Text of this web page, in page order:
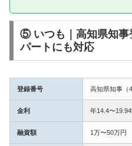
⑤ いつも｜高知県知事
パートにも対応
登録番号 高知県知事（
金利 年14.4〜
融資額 1万〜50万円